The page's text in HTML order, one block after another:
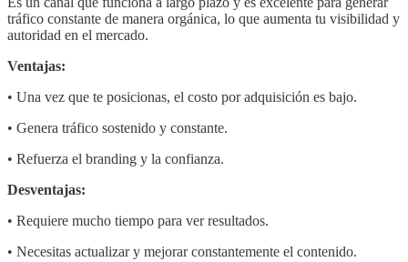
tráfico constante de manera orgánica, lo que aumenta tu visibilidad y
autoridad en el mercado.
Ventajas:
• Una vez que te posicionas, el costo por adquisición es bajo.
• Genera tráfico sostenido y constante.
• Refuerza el branding y la confianza.
Desventajas:
• Requiere mucho tiempo para ver resultados.
• Necesitas actualizar y mejorar constantemente el contenido.